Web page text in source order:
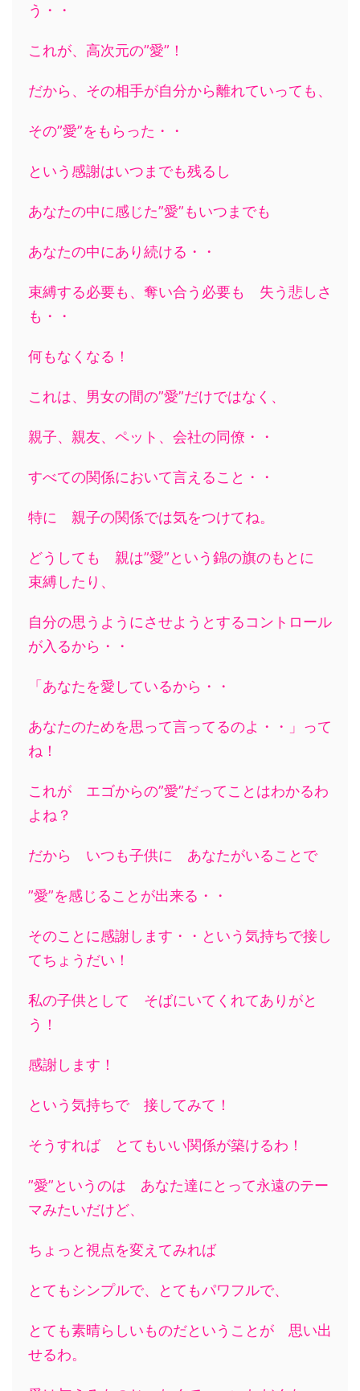
う・・
これが、高次元の”愛”！
だから、その相手が自分から離れていっても、
その”愛”をもらった・・
という感謝はいつまでも残るし
あなたの中に感じた”愛”もいつまでも
あなたの中にあり続ける・・
束縛する必要も、奪い合う必要も 失う悲しさ
も・・
何もなくなる！
これは、男女の間の”愛”だけではなく、
親子、親友、ペット、会社の同僚・・
すべての関係において言えること・・
特に 親子の関係では気をつけてね。
どうしても 親は”愛”という錦の旗のもとに
束縛したり、
自分の思うようにさせようとするコントロール
が入るから・・
「あなたを愛しているから・・
あなたのためを思って言ってるのよ・・」って
ね！
これが エゴからの”愛”だってことはわかるわ
よね？
だから いつも子供に あなたがいることで
”愛”を感じることが出来る・・
そのことに感謝します・・という気持ちで接し
てちょうだい！
私の子供として そばにいてくれてありがと
う！
感謝します！
という気持ちで 接してみて！
そうすれば とてもいい関係が築けるわ！
”愛”というのは あなた達にとって永遠のテー
マみたいだけど、
ちょっと視点を変えてみれば
とてもシンプルで、とてもパワフルで、
とても素晴らしいものだということが 思い出
せるわ。